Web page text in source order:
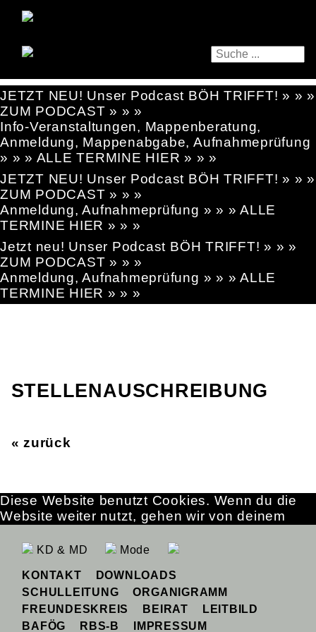
JETZT NEU! Unser Podcast BÖH TRIFFT! » » »
ZUM PODCAST » » »
Info-Veranstaltungen, Mappenberatung,
Anmeldung, Mappenabgabe, Aufnahmeprüfung
» » » ALLE TERMINE HIER » » »
JETZT NEU! Unser Podcast BÖH TRIFFT! » » »
ZUM PODCAST » » »
Anmeldung, Aufnahmeprüfung » » » ALLE
TERMINE HIER » » »
Jetzt neu! Unser Podcast BÖH TRIFFT! » » »
ZUM PODCAST » » »
Anmeldung, Aufnahmeprüfung » » » ALLE
TERMINE HIER » » »
STELLENAUSCHREIBUNG
« zurück
KD & MD Mode
KONTAKT
DOWNLOADS
SCHULLEITUNG
ORGANIGRAMM
FREUNDESKREIS
BEIRAT
LEITBILD
BAFÖG
RBS-B IMPRESSUM
Diese Website benutzt Cookies. Wenn du die
Website weiter nutzt, gehen wir von deinem